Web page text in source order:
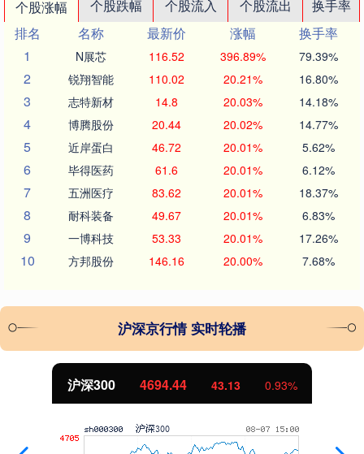
个股涨幅 个股跌幅 个股流入 个股流出
换手率
排名
名称 最新价 涨幅
换手率
1
N展芯 116.52 396.89% 79.39%
2 锐翔智能 110.02 20.21% 16.80%
3 志特新材 14.8 20.03% 14.18%
4 博腾股份 20.44 20.02% 14.77%
5 近岸蛋白 46.72 20.01% 5.62%
6 毕得医药 61.6 20.01% 6.12%
7 五洲医疗 83.62 20.01% 18.37%
8 耐科装备 49.67 20.01% 6.83%
9 一博科技 53.33 20.01% 17.26%
10 方邦股份 146.16 20.00% 7.68%
沪深京行情 实时轮播
北证50 1134.24 11.37 1.01%